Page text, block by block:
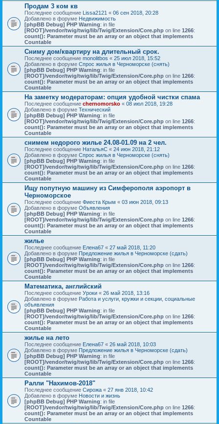
Продам 3 ком кв
Последнее сообщение Lissa2121 « 06 сен 2018, 20:28
Добавлено в форуме Недвижимость
[phpBB Debug] PHP Warning: in file
[ROOT]/vendor/twig/twig/lib/Twig/Extension/Core.php on line 1266:
count(): Parameter must be an array or an object that implements
Countable
Сниму дом/квартиру на длительный срок.
Последнее сообщение monolitbos « 25 июл 2018, 15:52
Добавлено в форуме Спрос жилья в Черноморске (снять)
[phpBB Debug] PHP Warning: in file
[ROOT]/vendor/twig/twig/lib/Twig/Extension/Core.php on line 1266:
count(): Parameter must be an array or an object that implements
Countable
На заметку модераторам: опция удобной чистки спама
Последнее сообщение chernomorsko « 08 июл 2018, 19:28
Добавлено в форуме Технический
[phpBB Debug] PHP Warning: in file
[ROOT]/vendor/twig/twig/lib/Twig/Extension/Core.php on line 1266:
count(): Parameter must be an array or an object that implements
Countable
снимем недорого жилье 24.08-01.09 на 2 чел.
Последнее сообщение НатальяС « 24 июн 2018, 21:12
Добавлено в форуме Спрос жилья в Черноморске (снять)
[phpBB Debug] PHP Warning: in file
[ROOT]/vendor/twig/twig/lib/Twig/Extension/Core.php on line 1266:
count(): Parameter must be an array or an object that implements
Countable
Ищу попутную машину из Симферополя аэропорт в
Черноморское
Последнее сообщение Фиеста Крым « 03 июн 2018, 09:13
Добавлено в форуме Объявления
[phpBB Debug] PHP Warning: in file
[ROOT]/vendor/twig/twig/lib/Twig/Extension/Core.php on line 1266:
count(): Parameter must be an array or an object that implements
Countable
жилье
Последнее сообщение Елена67 « 27 май 2018, 11:20
Добавлено в форуме Предложение жилья в Черноморске (сдать)
[phpBB Debug] PHP Warning: in file
[ROOT]/vendor/twig/twig/lib/Twig/Extension/Core.php on line 1266:
count(): Parameter must be an array or an object that implements
Countable
Математика, английский
Последнее сообщение Уроки « 26 май 2018, 13:16
Добавлено в форуме Работа и услуги, кружки и секции, социальные
объявления
[phpBB Debug] PHP Warning: in file
[ROOT]/vendor/twig/twig/lib/Twig/Extension/Core.php on line 1266:
count(): Parameter must be an array or an object that implements
Countable
жилье на лето
Последнее сообщение Елена67 « 26 май 2018, 10:03
Добавлено в форуме Предложение жилья в Черноморске (сдать)
[phpBB Debug] PHP Warning: in file
[ROOT]/vendor/twig/twig/lib/Twig/Extension/Core.php on line 1266:
count(): Parameter must be an array or an object that implements
Countable
Ралли "Нахимов-2018"
Последнее сообщение Сирожа « 27 янв 2018, 10:42
Добавлено в форуме Новости и жизнь
[phpBB Debug] PHP Warning: in file
[ROOT]/vendor/twig/twig/lib/Twig/Extension/Core.php on line 1266:
count(): Parameter must be an array or an object that implements
Countable